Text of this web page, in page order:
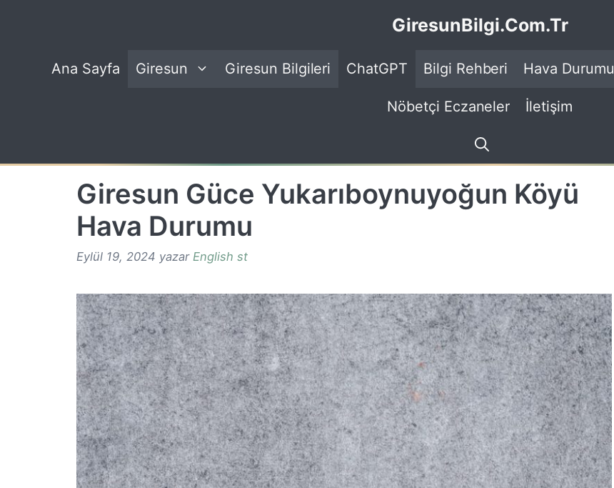
GiresunBilgi.Com.Tr
Ana Sayfa Giresun Giresun Bilgileri ChatGPT Bilgi Rehberi Hava Durumu
Nöbetçi Eczaneler İletişim
Giresun Güce Yukarıboynuyoğun Köyü
Hava Durumu
Eylül 19, 2024 yazar English st